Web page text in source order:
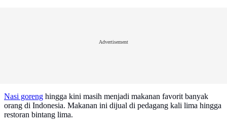
Advertisement
Nasi goreng hingga kini masih menjadi makanan favorit banyak
orang di Indonesia. Makanan ini dijual di pedagang kali lima hingga
restoran bintang lima.